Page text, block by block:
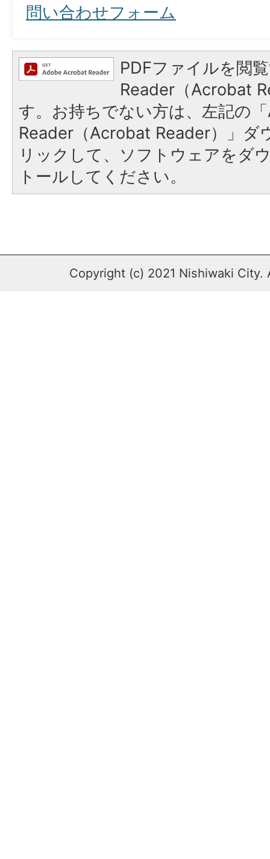
問い合わせフォーム
PDFファイルを閲
Reader（Acrobat
す。お持ちでない方は、左記の
Reader（Acrobat Reader）」ダ
リックして、ソフトウェアをダ
トールしてください。
Copyright (c) 2021 Nishiwaki City.